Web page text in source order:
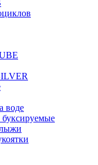
воде